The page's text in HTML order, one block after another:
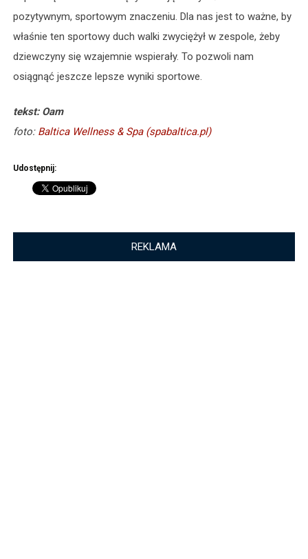
pozytywnym, sportowym znaczeniu. Dla nas jest to ważne, by
właśnie ten sportowy duch walki zwyciężył w zespole, żeby
dziewczyny się wzajemnie wspierały. To pozwoli nam
osiągnąć jeszcze lepsze wyniki sportowe.
tekst: Oam
foto: Baltica Wellness & Spa (spabaltica.pl)
Udostępnij:
REKLAMA